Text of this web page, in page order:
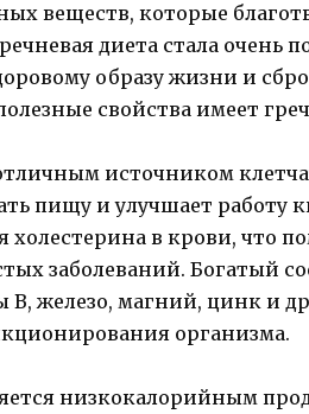
веществ, которые
диета стала очень
образу жизни и
свойства имеет
источником
пищу и улучшает работу
в крови, что
заболеваний. Богатый
железо, магний, цинк и
организма.
низкокалорийным